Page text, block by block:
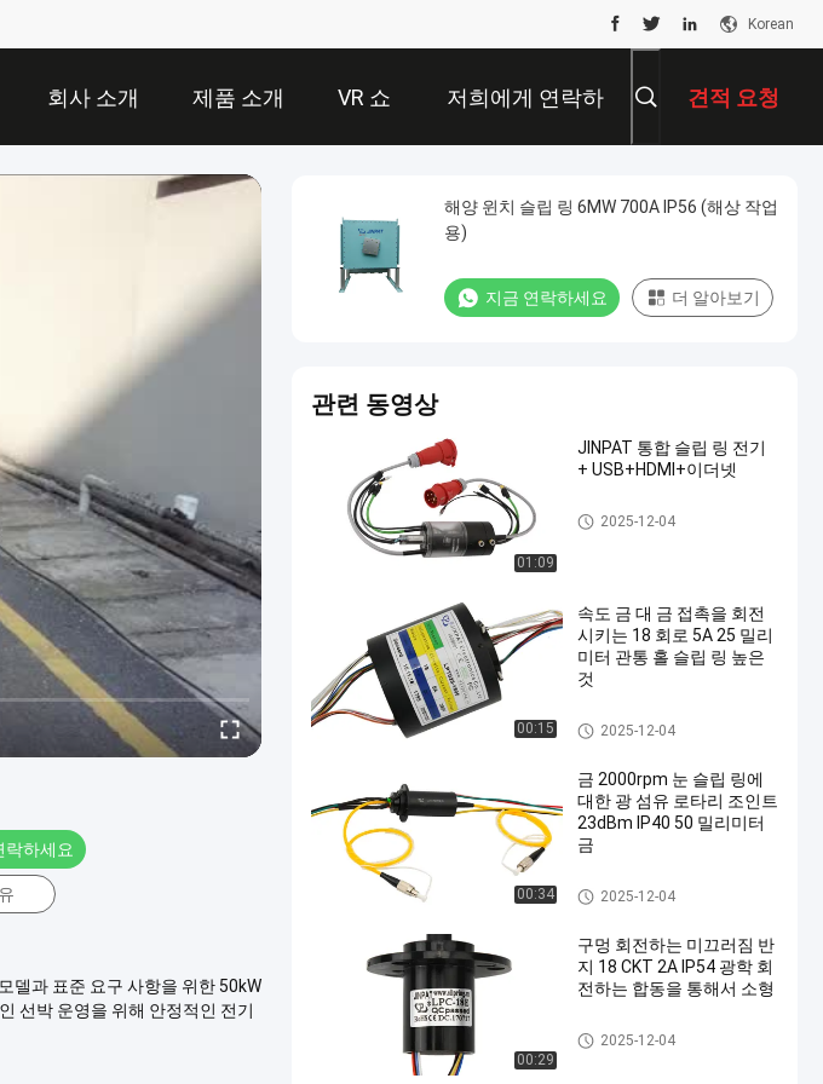
Korean
회사 소개 제품 소개 VR 쇼 저희에게 연락하
십시오
견적 요청
락하세요
델과 표준 요구 사항을 위한 50kW
선박 운영을 위해 안정적인 전기
해양 윈치 슬립 링 6MW 700A IP56 (해상 작업
용)
지금 연락하세요 더 알아보기
관련 동영상
01:09
JINPAT 통합 슬립 링 전기
+ USB+HDMI+이더넷
통합된 슬립 링
2025-12-04
00:15
속도 금 대 금 접촉을 회전
시키는 18 회로 5A 25 밀리
미터 관통 홀 슬립 링 높은
것
로터리 슬립 링
2025-12-04
00:34
금 2000rpm 눈 슬립 링에
대한 광 섬유 로타리 조인트
23dBm IP40 50 밀리미터
금
로터리 슬립 링
2025-12-04
00:29
구멍 회전하는 미끄러짐 반
지 18 CKT 2A IP54 광학 회
전하는 합동을 통해서 소형
로터리 슬립 링
2025-12-04